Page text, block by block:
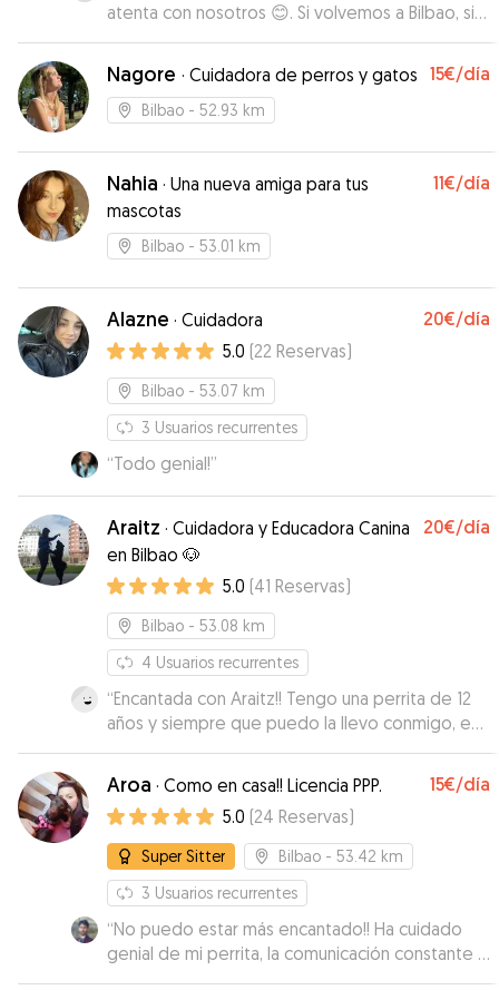
atenta con nosotros 😊. Si volvemos a Bilbao, sin
duda sabemos dónde puede pasar Lana un día
tan contenta con Cody y Mikaela ❤️.
Nagore · Cuidadora de perros y gatos 15€/día
Bilbao - 52.93 km
Nahia · Una nueva amiga para tus
mascotas
11€/día
Bilbao - 53.01 km
Alazne · Cuidadora 20€/día
5.0 (22 Reservas)
Bilbao - 53.07 km
3 Usuarios recurrentes
“Todo genial!”
Araitz · Cuidadora y Educadora Canina
en Bilbao 🐶
20€/día
5.0 (41 Reservas)
Bilbao - 53.08 km
4 Usuarios recurrentes
“Encantada con Araitz!! Tengo una perrita de 12
años y siempre que puedo la llevo conmigo, es
una más de la familia. Pero en esta ocasión no
podía venir con nosotros. Nunca la he dejado
con nadie y ha sido la primera vez. No puedo
estarle más agradecida de lo bien que la ha
cuidado. Me ha mandado fotos para que viera lo
bien que estaba, y la verdad Yira se fue muy a
gusto con ella. Además, quede antes con Araitz
para conocerla y que Yira tuviera contacto con
ella, fue algo que me propuso y me pareció
estupendo. Sin duda volveré a contar con ella
Aroa · Como en casa!! Licencia PPP. 15€/día
5.0 (24 Reservas)
Super Sitter Bilbao - 53.42 km
3 Usuarios recurrentes
“No puedo estar más encantado!! Ha cuidado
genial de mi perrita, la comunicación constante y
siempre atenta para que supiese cómo estaba.